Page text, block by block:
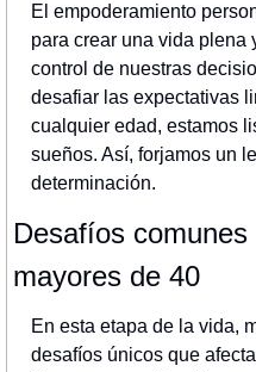
El empoderamiento
para crear una vida plena
control de nuestras
desafiar las expectativas
cualquier edad, estamos
sueños. Así, forjamos un
determinación.
Desafíos
mayores de 40
En esta etapa de la vida,
desafíos únicos que